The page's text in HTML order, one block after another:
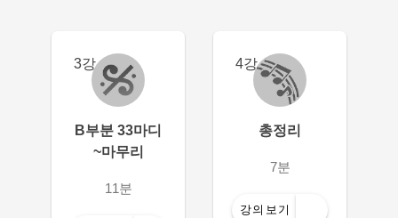
3강
B부분 33마디
~마무리
11분
4강
총정리
7분
강의보기